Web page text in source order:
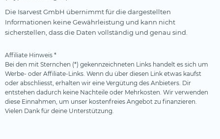
Die Isarvest GmbH übernimmt für die dargestellten
Informationen keine Gewährleistung und kann nicht
sicherstellen, dass die Daten vollständig und genau sind.
Affiliate Hinweis *
Bei den mit Sternchen (*) gekennzeichneten Links handelt es sich um
Werbe- oder Affiliate-Links. Wenn du über diesen Link etwas kaufst
oder abschliesst, erhalten wir eine Vergütung des Anbieters. Dir
entstehen dadurch keine Nachteile oder Mehrkosten. Wir verwenden
diese Einnahmen, um unser kostenfreies Angebot zu finanzieren.
Vielen Dank für deine Unterstützung.